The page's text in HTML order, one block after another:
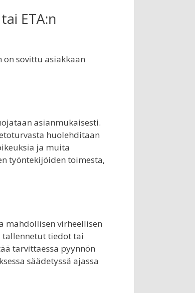
ETA:n
sovittu asiakkaan
asianmukaisesti.
huolehditaan
ja muita
työntekijöiden toimesta,
mahdollisen virheellisen
tiedot tai
tarvittaessa pyynnön
säädetyssä ajassa